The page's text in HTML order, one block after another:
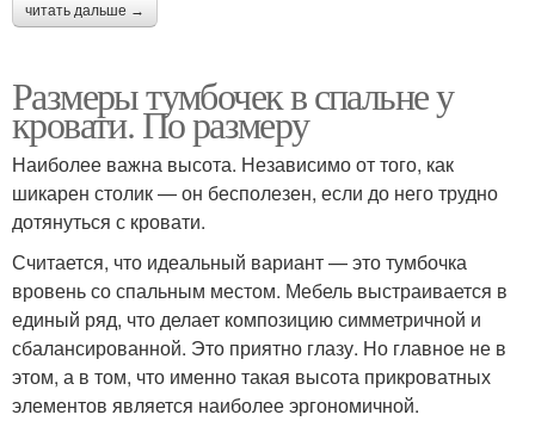
читать дальше →
Размеры тумбочек в спальне у
кровати. По размеру
Наиболее важна высота. Независимо от того, как
шикарен столик — он бесполезен, если до него трудно
дотянуться с кровати.
Считается, что идеальный вариант — это тумбочка
вровень со спальным местом. Мебель выстраивается в
единый ряд, что делает композицию симметричной и
сбалансированной. Это приятно глазу. Но главное не в
этом, а в том, что именно такая высота прикроватных
элементов является наиболее эргономичной.